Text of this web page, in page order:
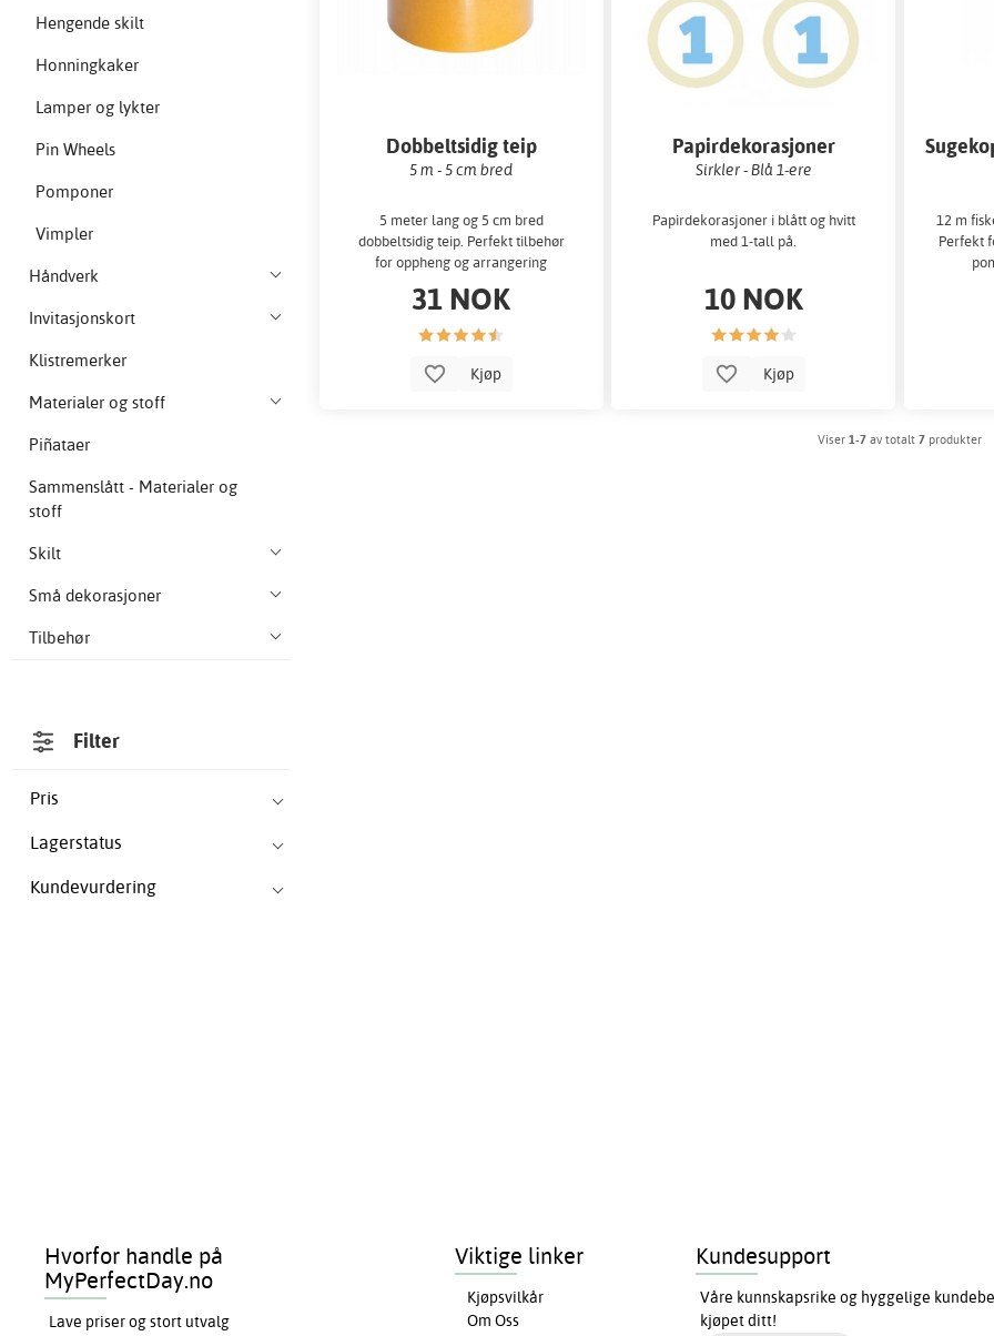
Hengende skilt
Honningkaker
Lamper og lykter
Pin Wheels
Pomponer
Vimpler
Håndverk
Invitasjonskort
Klistremerker
Materialer og stoff
Piñataer
Sammenslått - Materialer og
stoff
Skilt
Små dekorasjoner
Tilbehør
Filter
Pris
Lagerstatus
Kundevurdering
Dobbeltsidig teip
5 m - 5 cm bred
5 meter lang og 5 cm bred
dobbeltsidig teip. Perfekt tilbehør
for oppheng og arrangering
31 NOK
Kjøp
Papirdekorasjoner
Sirkler - Blå 1-ere
Papirdekorasjoner i blått og hvitt
med 1-tall på.
10 NOK
Kjøp
12 m
Perfekt
Viser1-7 av totalt7 produkter
Hvorfor handle på
MyPerfectDay.no
Lave priser og stort utvalg
Viktige linker
Kjøpsvilkår
Om Oss
Kundesupport
Våre kunnskapsrike og hyggelige
kjøpet ditt!